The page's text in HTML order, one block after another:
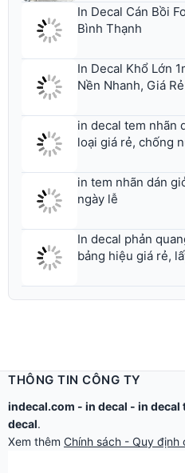
In Decal Cán Bồi
Bình Thạnh
In Decal Khổ Lớn
Nền Nhanh, Giá
in decal tem nhãn
loại giá rẻ, chống
in tem nhãn dán
ngày lễ
In decal phản
bảng hiệu giá rẻ,
THÔNG TIN CÔNG TY
indecal.com - in decal - in decal
decal.
Xem thêm Chính sách - Quy định